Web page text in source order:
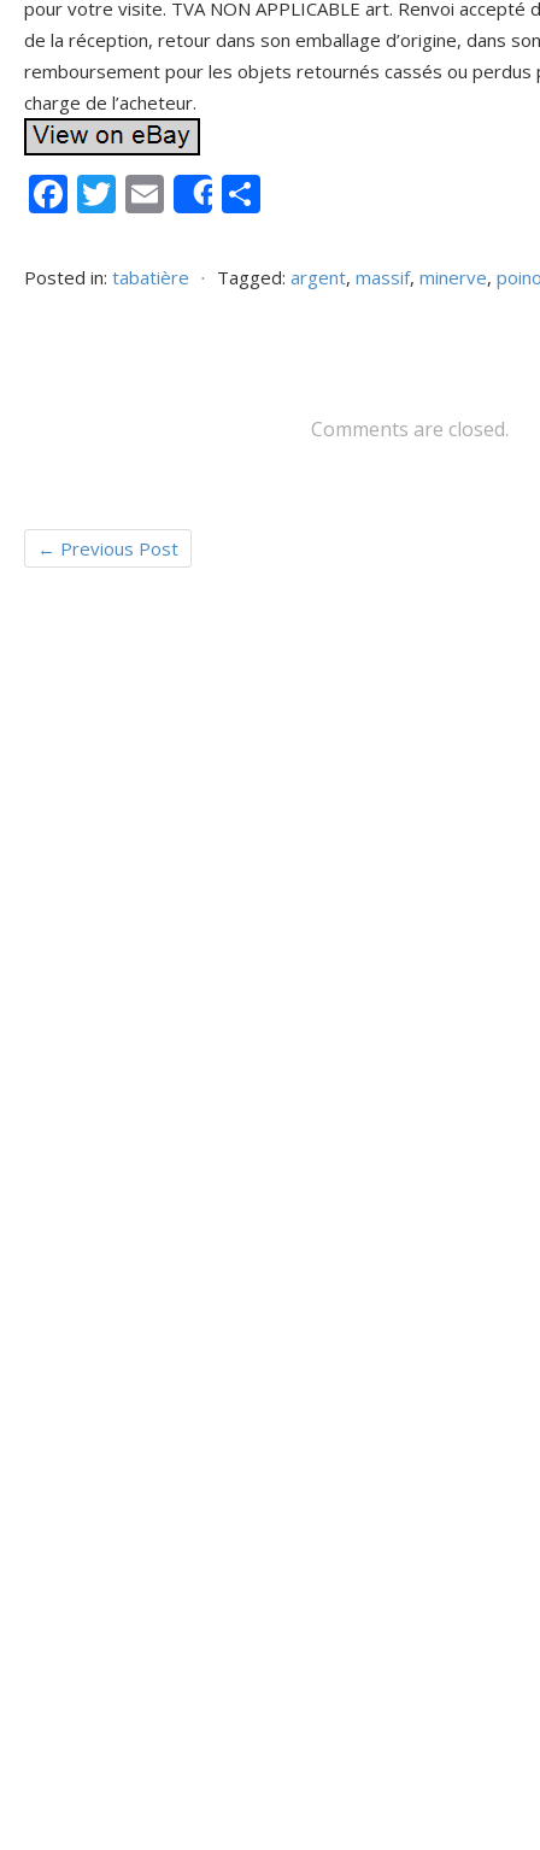
pour votre visite. TVA NON APPLICABLE art. Renvoi
de la réception, retour dans son emballage d’origine, dans
remboursement pour les objets retournés cassés ou
charge de l’acheteur.
F
e
T
itt
E
ai
Share
ta
Posted in: tabatière ⋅ Tagged: argent, massif, minerve,
Comments are closed.
← Previous Post